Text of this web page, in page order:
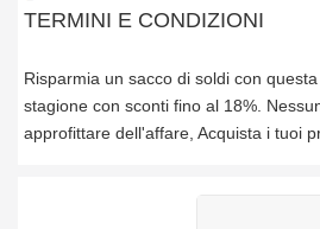
TERMINI E CONDIZIONI
Risparmia un sacco di soldi con
stagione con sconti fino al 18%.
approfittare dell'affare, Acquista i tuoi